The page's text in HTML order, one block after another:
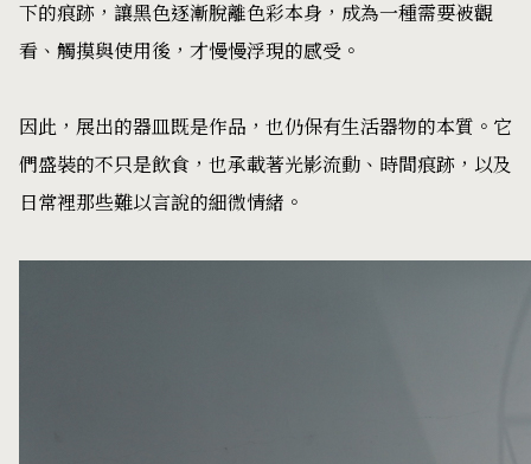
下的痕跡，讓黑色逐漸脫離色彩本身，成為一種需要被觀
看、觸摸與使用後，才慢慢浮現的感受。
因此，展出的器皿既是作品，也仍保有生活器物的本質。它
們盛裝的不只是飲食，也承載著光影流動、時間痕跡，以及
日常裡那些難以言說的細微情緒。